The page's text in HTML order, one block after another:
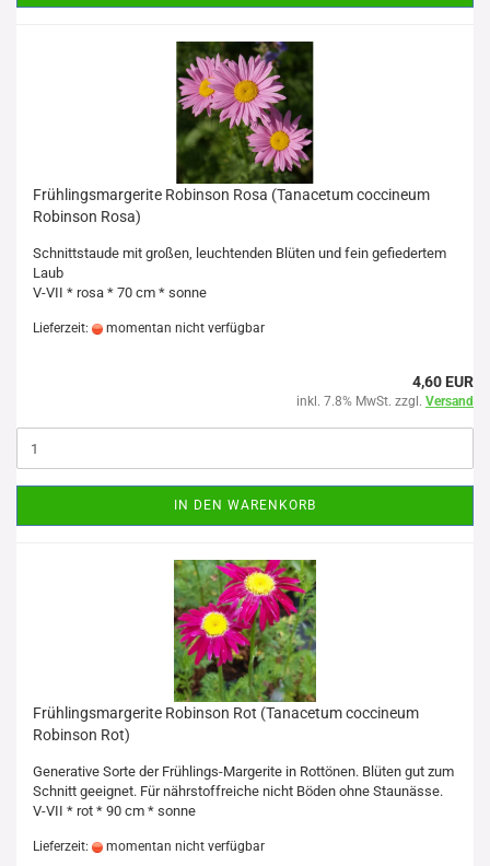
Frühlingsmargerite Robinson Rosa (Tanacetum coccineum
Robinson Rosa)
Schnittstaude mit großen, leuchtenden Blüten und fein gefiedertem
Laub
V-VII * rosa * 70 cm * sonne
Lieferzeit: momentan nicht verfügbar
4,60 EUR
inkl. 7.8% MwSt. zzgl. Versand
IN DEN WARENKORB
Frühlingsmargerite Robinson Rot (Tanacetum coccineum
Robinson Rot)
Generative Sorte der Frühlings-Margerite in Rottönen. Blüten gut zum
Schnitt geeignet. Für nährstoffreiche nicht Böden ohne Staunässe.
V-VII * rot * 90 cm * sonne
Lieferzeit: momentan nicht verfügbar